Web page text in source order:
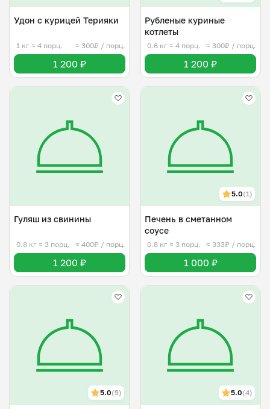
Удон с курицей Терияки
1 кг ≈ 4 порц. ≈ 300₽ / порц.
1 200 ₽
Рубленые куриные
котлеты
0.6 кг ≈ 4 порц. ≈ 300₽ / порц.
1 200 ₽
Гуляш из свинины
0.8 кг ≈ 3 порц. ≈ 400₽ / порц.
1 200 ₽
5.0(1)
Печень в сметанном
соусе
0.8 кг ≈ 3 порц. ≈ 333₽ / порц.
1 000 ₽
5.0(5) 5.0(4)